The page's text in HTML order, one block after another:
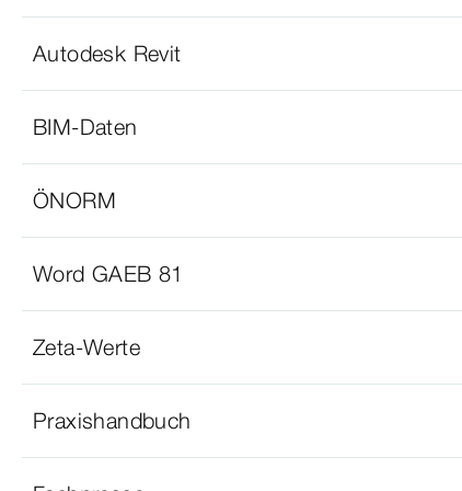
Autodesk Revit
BIM-Daten
ÖNORM
Word GAEB 81
Zeta-Werte
Praxishandbuch